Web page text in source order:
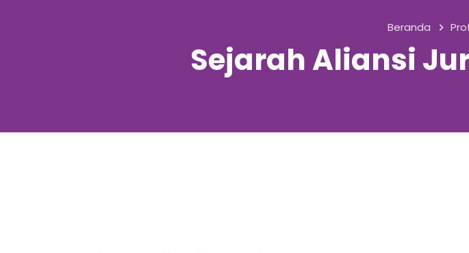
Beranda
Sejarah Aliansi